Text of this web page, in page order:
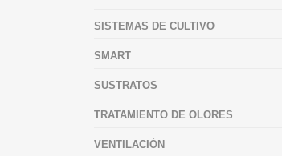
SISTEMAS DE CULTIVO
SMART
SUSTRATOS
TRATAMIENTO DE OLORES
VENTILACIÓN